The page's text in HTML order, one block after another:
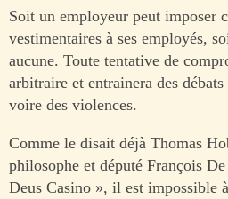
Soit un employeur peut imposer
vestimentaires à ses employés,
aucune. Toute tentative de
arbitraire et entrainera des
voire des violences.
Comme le disait déjà Thomas
philosophe et député François
Deus Casino », il est impossible